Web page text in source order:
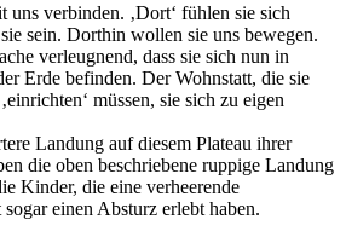
uns verbinden. ‚Dort‘ fühlen sie sich
sein. Dorthin wollen sie uns bewegen.
verleugnend, dass sie sich nun in
Erde befinden. Der Wohnstatt, die sie
müssen, sie sich zu eigen
Landung auf diesem Plateau ihrer
die oben beschriebene ruppige Landung
Kinder, die eine verheerende
einen Absturz erlebt haben.